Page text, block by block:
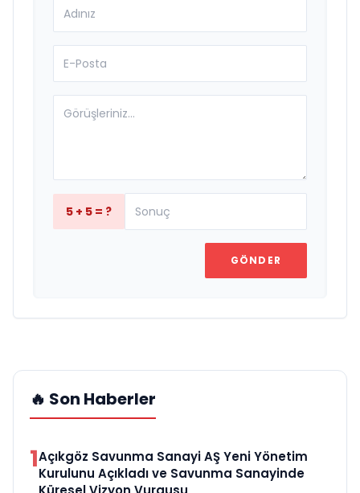
5 + 5 = ?
GÖNDER
🔥 Son Haberler
1Açıkgöz Savunma Sanayi AŞ Yeni Yönetim
Kurulunu Açıkladı ve Savunma Sanayinde